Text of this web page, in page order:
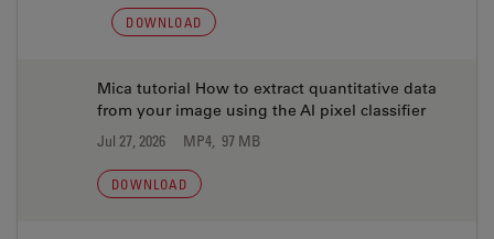
DOWNLOAD
Mica tutorial How to extract quantitative data
from your image using the AI pixel classifier
Jul 27, 2026 MP4, 97 MB
DOWNLOAD